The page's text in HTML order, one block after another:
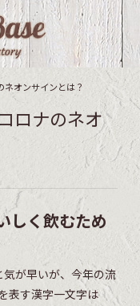
オンサインとは？
ロナのネオ
しく飲むため
が早いが、今年の流
表す漢字一文字は